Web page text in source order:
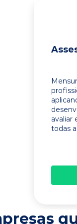
avaliar
todas